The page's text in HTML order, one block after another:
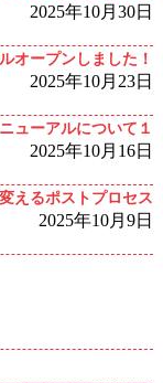
2025年10月30日
オープンしました！
2025年10月23日
ューアルについて１
2025年10月16日
えるポストプロセス
2025年10月9日